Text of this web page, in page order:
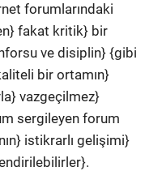
forumlarındaki
fakat kritik} bir
ve disiplin} {gibi
bir ortamın}
vazgeçilmez}
sergileyen forum
istikrarlı gelişimi}